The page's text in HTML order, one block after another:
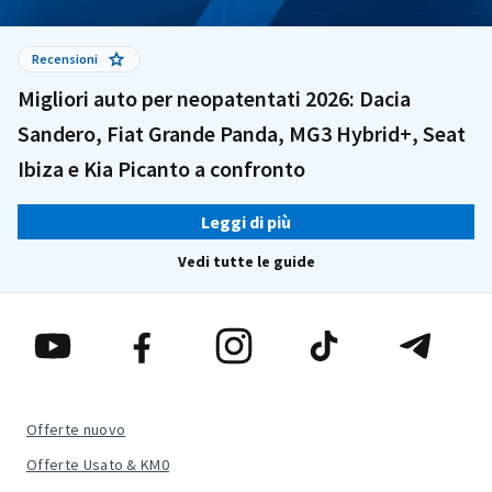
Recensioni
Migliori auto per neopatentati 2026: Dacia
Sandero, Fiat Grande Panda, MG3 Hybrid+, Seat
Ibiza e Kia Picanto a confronto
Leggi di più
Vedi tutte le guide
Offerte nuovo
Offerte Usato & KM0